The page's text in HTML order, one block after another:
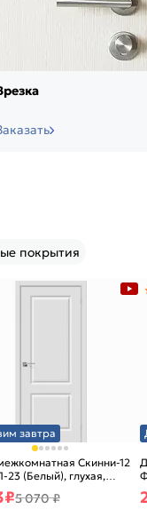
покрытия
завтра
Скинни-12
23 (Белый), глухая,
₽5 070 ₽